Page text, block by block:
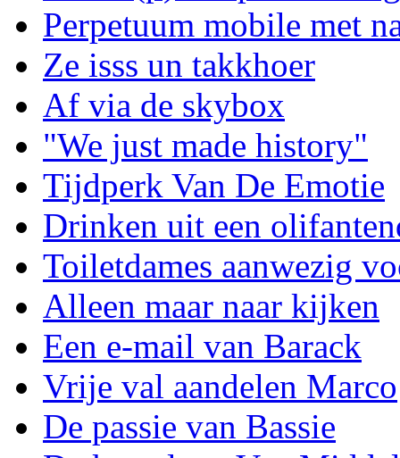
Perpetuum mobile met
Ze isss un takkhoer
Af via de skybox
"We just made history"
Tijdperk Van De Emotie
Drinken uit een
Toiletdames aanwezig
Alleen maar naar kijken
Een e-mail van Barack
Vrije val aandelen Marco
De passie van Bassie